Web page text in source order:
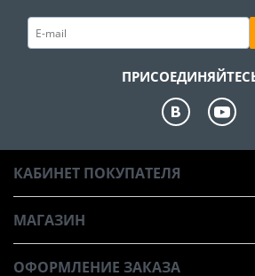
КАБИНЕТ ПОКУПАТЕЛЯ
МАГАЗИН
ОФОРМЛЕНИЕ ЗАКАЗА